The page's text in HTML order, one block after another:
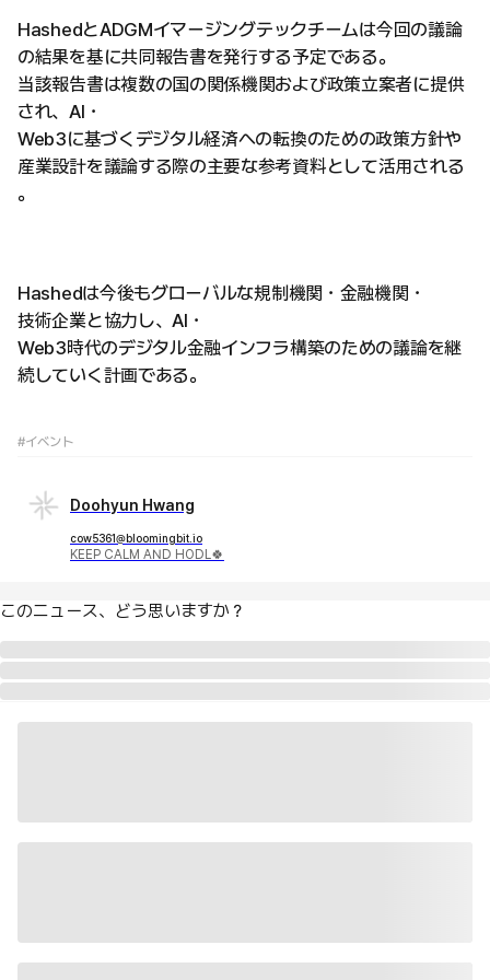
HashedとADGMイマージングテックチームは今回の議論
の結果を基に共同報告書を発行する予定である。
当該報告書は複数の国の関係機関および政策立案者に提供
され、AI・
Web3に基づくデジタル経済への転換のための政策方針や
産業設計を議論する際の主要な参考資料として活用される
。
Hashedは今後もグローバルな規制機関・金融機関・
技術企業と協力し、AI・
Web3時代のデジタル金融インフラ構築のための議論を継
続していく計画である。
#イベント
Doohyun Hwang
cow5361@bloomingbit.io
KEEP CALM AND HODL🍀
このニュース、どう思いますか？